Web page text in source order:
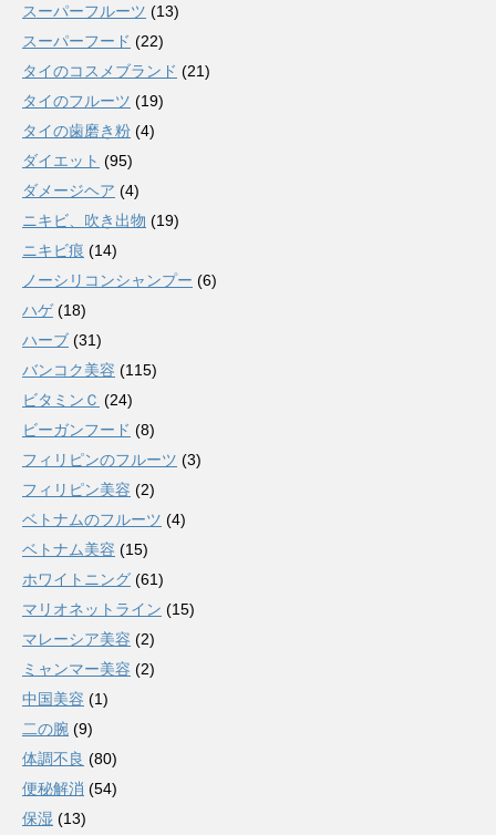
スーパーフルーツ (13)
スーパーフード (22)
タイのコスメブランド (21)
タイのフルーツ (19)
タイの歯磨き粉 (4)
ダイエット (95)
ダメージヘア (4)
ニキビ、吹き出物 (19)
ニキビ痕 (14)
ノーシリコンシャンプー (6)
ハゲ(18)
ハーブ (31)
バンコク美容 (115)
ビタミンＣ (24)
ビーガンフード (8)
フィリピンのフルーツ (3)
フィリピン美容 (2)
ベトナムのフルーツ (4)
ベトナム美容 (15)
ホワイトニング (61)
マリオネットライン (15)
マレーシア美容 (2)
ミャンマー美容 (2)
中国美容 (1)
二の腕 (9)
体調不良 (80)
便秘解消 (54)
保湿 (13)